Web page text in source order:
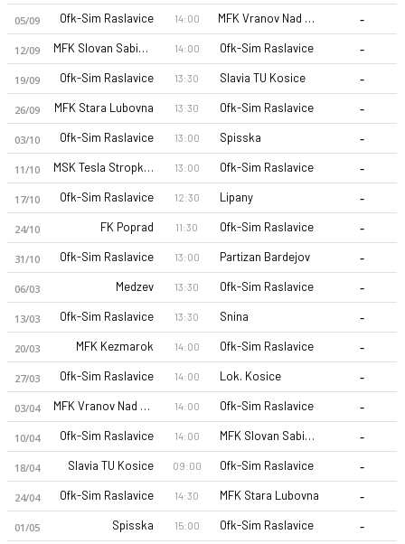
Ofk-Sim Raslavice 26-27 sezonu | 3. Liga 3. Liga 26/27,
05/09 Ofk-Sim Raslavice 14:00 MFK Vranov Nad Topou -
12/09 MFK Slovan Sabinov 14:00 Ofk-Sim Raslavice -
19/09 Ofk-Sim Raslavice 13:30 Slavia TU Kosice -
26/09 MFK Stara Lubovna 13:30 Ofk-Sim Raslavice -
03/10 Ofk-Sim Raslavice 13:00 Spisska -
11/10 MSK Tesla Stropkov 13:00 Ofk-Sim Raslavice -
17/10 Ofk-Sim Raslavice 12:30 Lipany -
24/10 FK Poprad 11:30 Ofk-Sim Raslavice -
31/10 Ofk-Sim Raslavice 13:00 Partizan Bardejov -
06/03 Medzev 13:30 Ofk-Sim Raslavice -
13/03 Ofk-Sim Raslavice 13:30 Snina -
20/03 MFK Kezmarok 14:00 Ofk-Sim Raslavice -
27/03 Ofk-Sim Raslavice 14:00 Lok. Kosice -
03/04 MFK Vranov Nad Topou 14:00 Ofk-Sim Raslavice -
10/04 Ofk-Sim Raslavice 14:00 MFK Slovan Sabinov -
18/04 Slavia TU Kosice 09:00 Ofk-Sim Raslavice -
24/04 Ofk-Sim Raslavice 14:30 MFK Stara Lubovna -
01/05 Spisska 15:00 Ofk-Sim Raslavice -